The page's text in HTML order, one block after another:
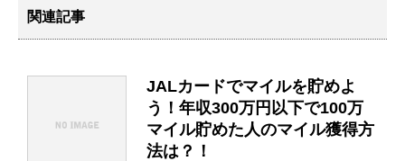
関連記事
JALカードでマイルを貯めよ
う！年収300万円以下で100万
マイル貯めた人のマイル獲得方
法は？！